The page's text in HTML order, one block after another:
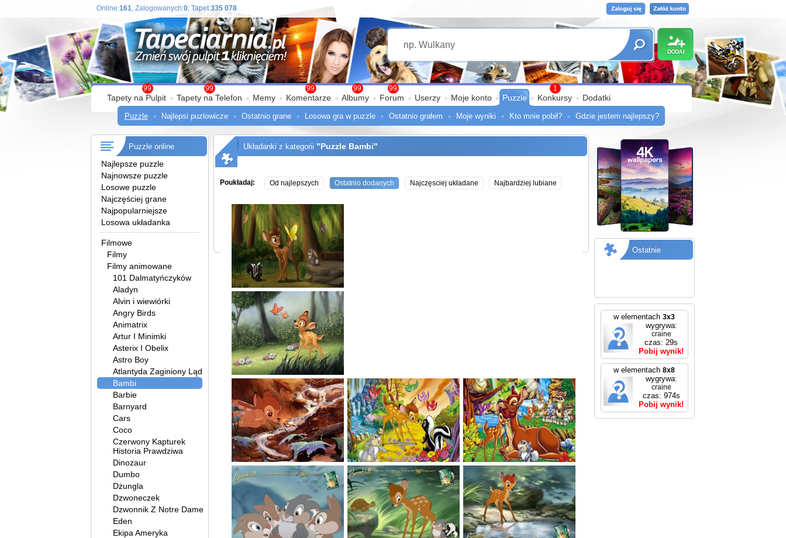
Online:161, Zalogowanych:0, Tapet:335 078
99
99 99 99 99 1
Tapety na Pulpit Tapety na Telefon Memy Komentarze Albumy Forum Userzy Moje konto Puzzle Konkursy Dodatki
Puzzle Najlepsi puzlowicze Ostatnio grane Losowa gra w puzzle Ostatnio grałem Moje wyniki Kto mnie pobił? Gdzie jestem najlepszy?
Puzzle online
Najlepsze puzzle
Najnowsze puzzle
Losowe puzzle
Najczęściej grane
Najpopularniejsze
Losowa układanka
Filmowe
Filmy
Filmy animowane
101 Dalmatyńczyków
Aladyn
Alvin i wiewiórki
Angry Birds
Animatrix
Artur I Minimki
Asterix I Obelix
Astro Boy
Atlantyda Zaginiony Ląd
Bambi
Barbie
Barnyard
Cars
Coco
Czerwony Kapturek
Historia Prawdziwa
Dinozaur
Dumbo
Dżungla
Dzwoneczek
Dzwonnik Z Notre Dame
Eden
Ekipa Ameryka
Układanki z kategorii "Puzzle Bambi"
Poukładaj: Od najlepszych Ostatnio dodanych Najczęsciej układane Najbardziej lubiane
Ostatnie
w elementach 3x3
wygrywa:
craine
czas: 29s
Pobij wynik!
w elementach 8x8
wygrywa:
craine
czas: 974s
Pobij wynik!